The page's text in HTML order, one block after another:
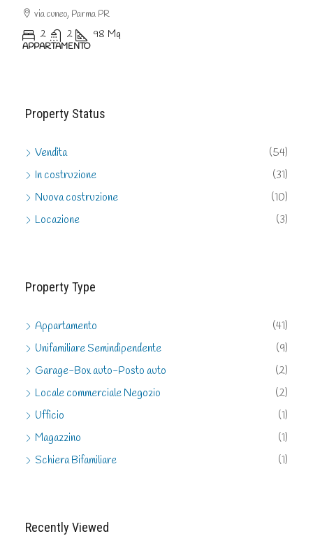
1 1 40 Mq
APPARTAMENTO
In costruzione
(31)
Nuova costruzione
(10)
Locazione
(3)
Unifamiliare Semindipendente
(9)
Garage-Box auto-Posto auto
(2)
Locale commerciale Negozio
(2)
Ufficio
(1)
Magazzino
(1)
Schiera Bifamiliare
(1)